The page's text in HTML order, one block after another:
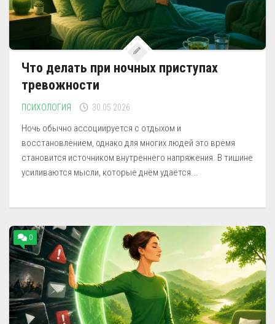
Что делать при ночных приступах
тревожности
ПСИХОЛОГИЯ 30.05.2026
Ночь обычно ассоциируется с отдыхом и
восстановлением, однако для многих людей это время
становится источником внутреннего напряжения. В тишине
усиливаются мысли, которые днём удаётся...
0